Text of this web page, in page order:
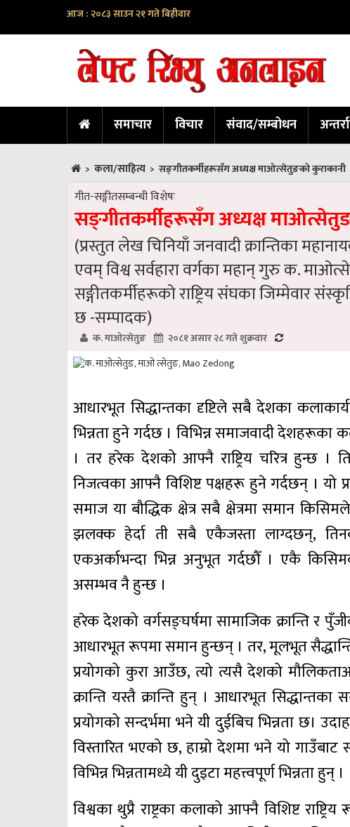
आज : २०८३ साउन २१ गते बिहीवार
समाचार विचार संवाद/सम्बोधन
> कला/साहित्य > सङ्‌‌गीतकर्मीहरूसँग अध्यक्ष माओत्सेतुङको कुराकानी
गीत-स‌ङ्गीतसम्बन्धी विशेषः
सङ्‌‌गीतकर्मीहरूसँग अध्यक्ष
(प्रस्तुत लेख चिनियाँ जनवादी क्रान्तिका
एवम् विश्व सर्वहारा वर्गका महान्‌ गुरु क.
सङ्गीतकर्मीहरूको राष्ट्रिय संघका जिम्मेवार
छ -सम्पादक)
क. माओत्सेतुङ २०८१ असार २८ गते शुक्रवार
आधारभूत सिद्धान्तका दृष्टिले सबै देशका
भिन्नता हुने गर्दछ । विभिन्न समाजवादी देशहरूका
। तर हरेक देशको आफ्नै राष्ट्रिय चरित्र हुन्छ ।
निजत्वका आफ्नै विशिष्ट पक्षहरू हुने गर्दछन् । यो
समाज या बौद्धिक क्षेत्र सबै क्षेत्रमा समान
झलक्क हेर्दा ती सबै एकैजस्ता लाग्दछन्,
एकअर्काभन्दा भिन्न अनुभूत गर्दछौँ । एकै
असम्भव नै हुन्छ ।
हरेक देशको वर्गसङ्घर्षमा सामाजिक क्रान्ति र
आधारभूत रूपमा समान हुन्छन् । तर, मूलभूत
प्रयोगको कुरा आउँछ, त्यो त्यसै देशको
क्रान्ति यस्तै क्रान्ति हुन् । आधारभूत
प्रयोगको सन्दर्भमा भने यी दुईबिच भिन्नता छ।
विस्तारित भएको छ, हाम्रो देशमा भने यो गाउँबाट
विभिन्न भिन्नतामध्ये यी दुइटा महत्त्वपूर्ण भिन्नता हुन् ।
विश्वका थुप्रै राष्ट्रका कलाको आफ्नै विशिष्ट